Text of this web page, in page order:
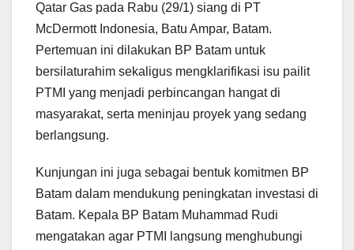
Qatar Gas pada Rabu (29/1) siang di PT
McDermott Indonesia, Batu Ampar, Batam.
Pertemuan ini dilakukan BP Batam untuk
bersilaturahim sekaligus mengklarifikasi isu pailit
PTMI yang menjadi perbincangan hangat di
masyarakat, serta meninjau proyek yang sedang
berlangsung.
Kunjungan ini juga sebagai bentuk komitmen BP
Batam dalam mendukung peningkatan investasi di
Batam. Kepala BP Batam Muhammad Rudi
mengatakan agar PTMI langsung menghubungi